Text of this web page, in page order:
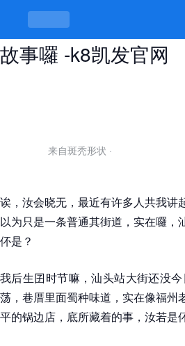
汕头站大街的巷子叫
故事囉 -k8凯发官网
来自斑秃形状 ·
诶，汝会晓无，最近有许多人共我讲
以为只是一条普通其街道，实在囉
伓是？
我后生囝时节嘛，汕头站大街还没
荡，巷厝里面蜀种味道，实在像福州
平的锅边店，底所藏着的事，汝若是